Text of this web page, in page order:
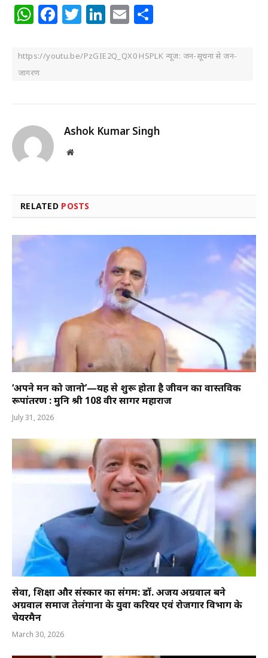
WhatsApp
Facebook
Twitter
LinkedIn
Email
https://youtu.be/PzGIE2Q_QX0 HSPLK न्यूज: जन-सूचना से जन-
जागरण
Ashok Kumar Singh
Website
RELATED POSTS
‘अपने मन को जानो’—यहीं से शुरू होता है जीवन का वास्तविक
रूपांतरण : मुनि श्री 108 वीर सागर महाराज
July 31, 2026
सेवा, शिक्षा और संस्कार का संगम: डॉ. अजय अग्रवाल बने
अग्रवाल समाज तेलंगाना के युवा करियर एवं रोजगार विभाग के
चेयरमैन
March 30, 2026